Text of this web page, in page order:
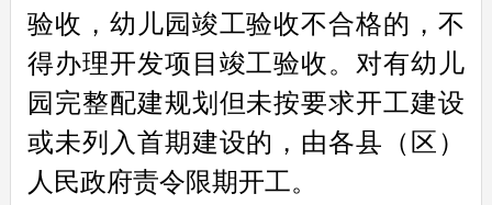
验收，幼儿园竣工验收不合格的，不
得办理开发项目竣工验收。对有幼儿
园完整配建规划但未按要求开工建设
或未列入首期建设的，由各县（区）
人民政府责令限期开工。